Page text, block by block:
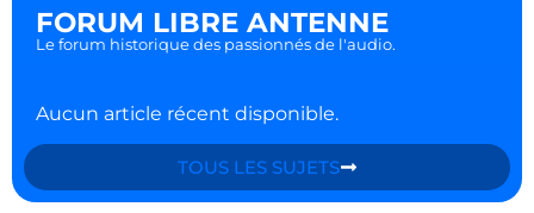
FORUM LIBRE ANTENNE
Le forum historique des passionnés de l'audio.
Aucun article récent disponible.
TOUS LES SUJETS